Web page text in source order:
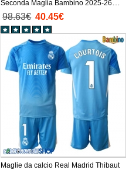
Seconda Maglia Bambino 2025-26
Manica Lunga + Pantaloni corti)
98.63€ 40.45€
Maglie da calcio Real Madrid Thibaut